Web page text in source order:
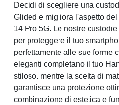
Decidi di scegliere una
Glided e migliora l'aspetto
14 Pro 5G. Le nostre
per proteggere il tuo
perfettamente alle sue forme
eleganti completano il tuo
stiloso, mentre la scelta di
garantisce una protezione
combinazione di estetica e